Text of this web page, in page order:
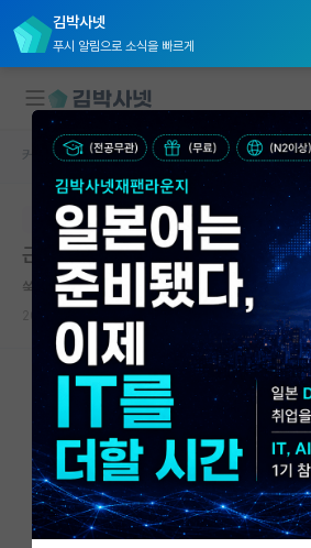
김박사넷
푸시 알림으로 소식을 빠르게
대학원생 모집
국내대학원 정보
연구실&오픈랩
커뮤니티
커뮤니티 홈
전체글보기
베스트 게시판
IF 명예의전당
자유 게시판(아무개랩)
커뮤니티 홈 자유 게시판(아무개랩)
본문이 수정되지 않는 박제글입니다.
근데 물박사란게 왜 존재하는거에요?
쑥스러운 박경리
2026.05.15